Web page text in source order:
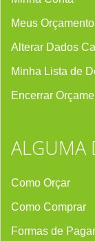
Meus
Alterar Dados
Minha Lista de
Encerrar
ALGUMA
Como Orçar
Como Comprar
Formas de